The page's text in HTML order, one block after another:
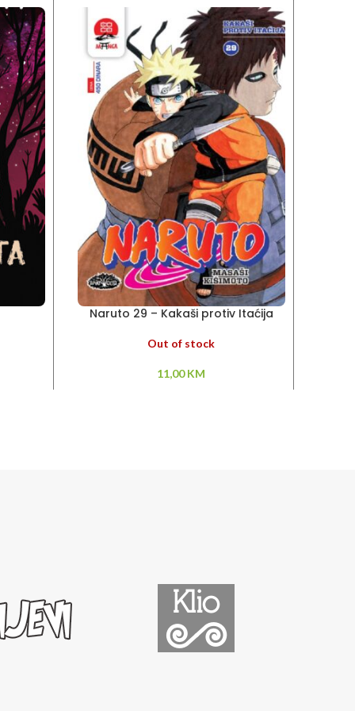
Naruto 29 – Kakaši protiv Itaćija
Out of stock
11,00KM